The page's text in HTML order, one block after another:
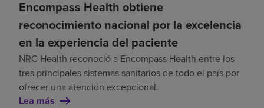
Encompass Health obtiene
reconocimiento nacional por la excelencia
en la experiencia del paciente
NRC Health reconoció a Encompass Health entre los
tres principales sistemas sanitarios de todo el país por
ofrecer una atención excepcional.
Lea más